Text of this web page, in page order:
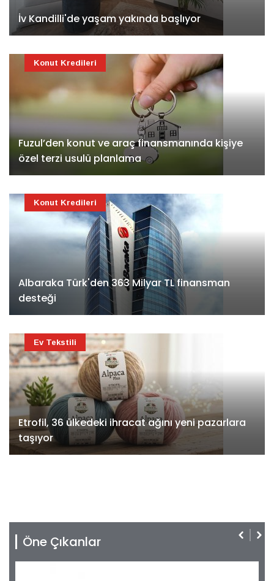
İv Kandilli'de yaşam yakında başlıyor
Fuzul’den konut ve araç finansmanında kişiye
özel terzi usulü planlama
Konut Kredileri
Albaraka Türk'den 363 Milyar TL finansman
desteği
Konut Kredileri
Etrofil, 36 ülkedeki ihracat ağını yeni pazarlara
taşıyor
Ev Tekstili
Öne Çıkanlar